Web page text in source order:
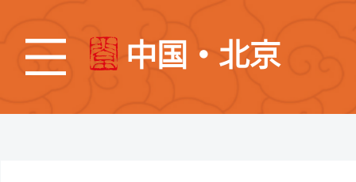
中国・北京